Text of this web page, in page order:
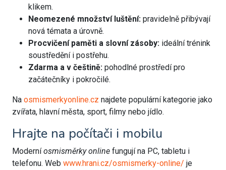
klikem.
Neomezené množství luštění: pravidelně přibývají
nová témata a úrovně.
Procvičení paměti a slovní zásoby: ideální trénink
soustředění i postřehu.
Zdarma a v češtině: pohodlné prostředí pro
začátečníky i pokročilé.
Na osmismerkyonline.cz najdete populární kategorie jako
zvířata, hlavní města, sport, filmy nebo jídlo.
Hrajte na počítači i mobilu
Moderníosmisměrky online fungují na PC, tabletu i
telefonu. Web www.hrani.cz/osmismerky-online/ je